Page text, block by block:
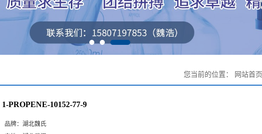
您当前的位置： 网站首页
1-PROPENE-10152-77-9
品牌： 湖北魏氏